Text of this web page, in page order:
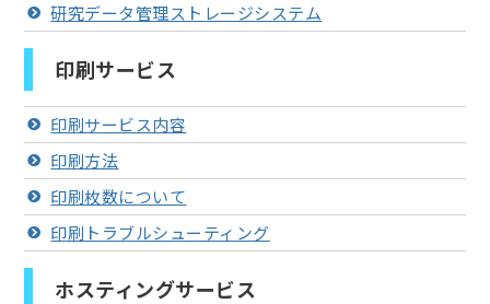
研究データ管理ストレージシステム
印刷サービス
印刷サービス内容
印刷方法
印刷枚数について
印刷トラブルシューティング
ホスティングサービス